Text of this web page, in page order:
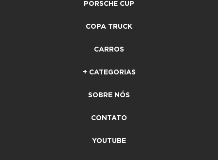
PORSCHE CUP
COPA TRUCK
CARROS
+ CATEGORIAS
SOBRE NÓS
CONTATO
YOUTUBE